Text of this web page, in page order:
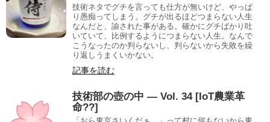
技術ネタでグチを言っても仕方が無いけど、やっぱ
り愚痴ってしまう。グチが出るほどつまらない人生
なんだと、諭された事がある。確かにグチばかり吐
いていて、比例するようにつまらない人生。なんで
こうなったのか判らないし、判らないから失敗を繰
り返しうまくいかない。
記事を読む
技術部の壺の中 — Vol. 34 [IoT農業革
命??]